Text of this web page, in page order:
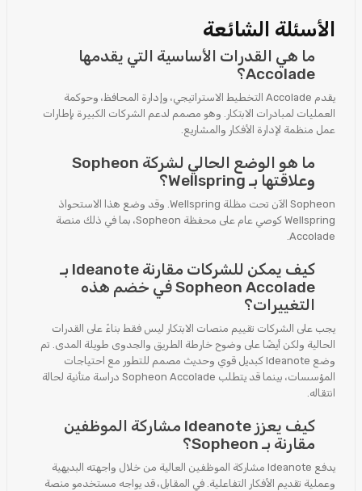
الأسئلة الشائعة
ما هي القدرات الأساسية التي يقدمها
Accolade؟
يقدم Accolade التخطيط الاستراتيجي، وإدارة المحافظ، وحوكمة
العمليات لمبادرات الابتكار. وهو مصمم لدعم الشركات الكبيرة بإطارات
عمل منظمة لإدارة الأفكار والمشاريع.
ما هو الوضع الحالي لشركة Sopheon
وعلاقتها بـ Wellspring؟
Sopheon الآن تحت مظلة Wellspring. وقد وضع هذا الاستحواذ
Wellspring كوصي عام على محفظة Sopheon، بما في ذلك منصة
Accolade.
كيف يمكن للشركات مقارنة Ideanote بـ
Sopheon Accolade في خضم هذه
التغييرات؟
يجب على الشركات تقييم منصات الابتكار ليس فقط بناءً على القدرات
الحالية ولكن أيضًا على وضوح خارطة الطريق والجدوى طويلة المدى. تم
وضع Ideanote كبديل قوي وحديث مصمم للتطور مع احتياجات
المؤسسات، بينما قد يتطلب Sopheon Accolade دراسة متأنية لحالة
انتقاله.
كيف يعزز Ideanote مشاركة الموظفين
مقارنة بـ Sopheon؟
يدفع Ideanote مشاركة الموظفين العالية من خلال واجهته البديهية
وعملية تقديم الأفكار التفاعلية. في المقابل، قد يواجه مستخدمو منصة